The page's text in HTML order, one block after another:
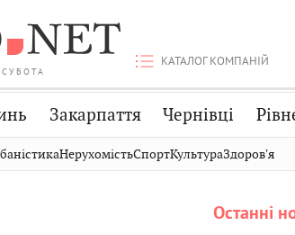
КАТАЛОГ КОМПАНІЙ
Закарпаття Чернівці
Публікації Авто Словко
Спорт
НерухомістьСпортКультураЗдоровʼя
Останні